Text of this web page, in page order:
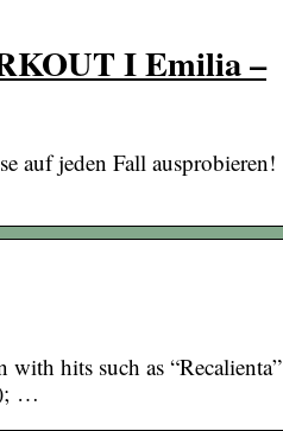
I Emilia –
auf jeden Fall ausprobieren!
hits such as “Recalienta”
…